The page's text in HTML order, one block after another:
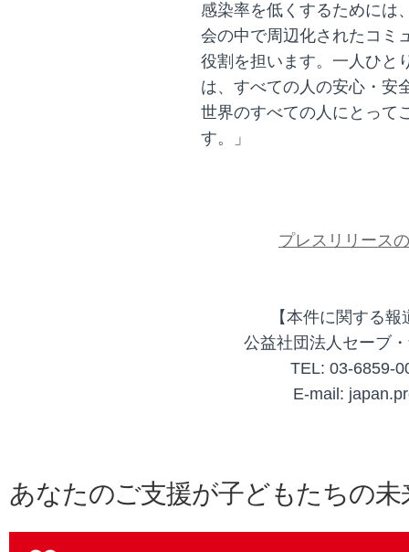
感染率を低くするためには
会の中で周辺化されたコミ
役割を担います。一人ひと
は、すべての人の安心・安
世界のすべての人にとって
す。」
プレスリリース
【本件に関する
公益社団法人セーブ
TEL: 03-6859-
E-mail:
あなたのご支援が子どもたちの